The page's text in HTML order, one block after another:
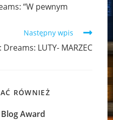
“W pewnym
Następny wpis
LUTY- MARZEC
RÓWNIEŻ
Award